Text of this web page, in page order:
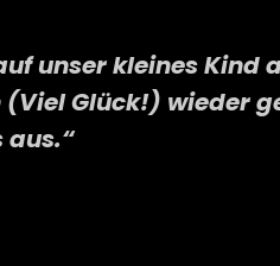
unser kleines Kind
Glück!) wieder
aus.“